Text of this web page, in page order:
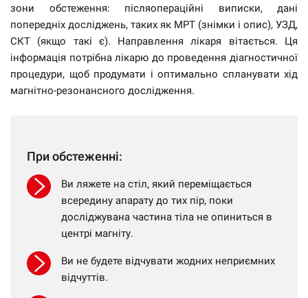
зони обстеження: післяопераційні виписки, дані
попередніх досліджень, таких як МРТ (знімки і опис), УЗД,
СКТ (якщо такі є). Направлення лікаря вітається. Ця
інформація потрібна лікарю до проведення діагностичної
процедури, щоб продумати і оптимально спланувати хід
магнітно-резонансного дослідження.
При обстеженні:
Ви ляжете на стіл, який переміщається
всередину апарату до тих пір, поки
досліджувана частина тіла не опиниться в
центрі магніту.
Ви не будете відчувати жодних неприємних
відчуттів.